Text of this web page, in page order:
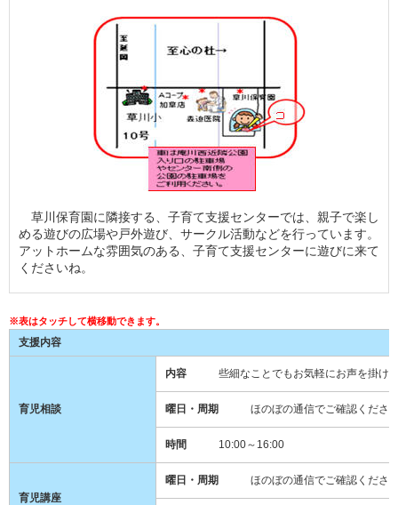
草川保育園に隣接する、子育て支援センターでは、親子で楽し
める遊びの広場や戸外遊び、サークル活動などを行っています。
アットホームな雰囲気のある、子育て支援センターに遊びに来て
くださいね。
支援内容
育児相談
内容 些細なことでもお気軽にお声を掛けて
曜日・周期 ほのぼの通信でご確認くださ
時間 10:00～16:00
育児講座
曜日・周期 ほのぼの通信でご確認くださ